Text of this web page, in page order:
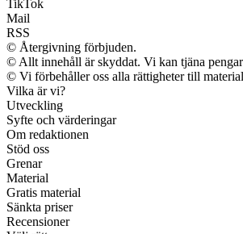
TikTok
Mail
RSS
© Återgivning förbjuden.
© Allt innehåll är skyddat. Vi kan tjäna
© Vi förbehåller oss alla rättigheter till
Vilka är vi?
Utveckling
Syfte och värderingar
Om redaktionen
Stöd oss
Grenar
Material
Gratis material
Sänkta priser
Recensioner